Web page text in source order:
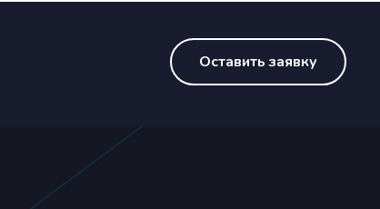
Оставить заявку